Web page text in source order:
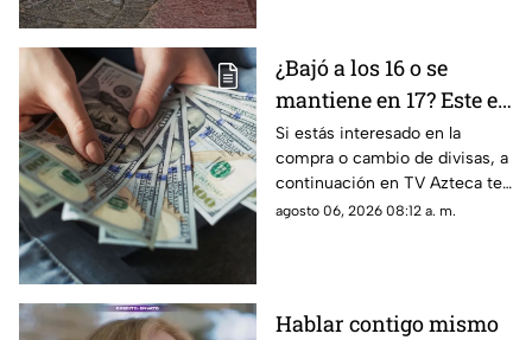
¿Bajó a los 16 o se
mantiene en 17? Este es
el precio del dólar en
Aguascalientes hoy 6
de agosto de 2026
Si estás interesado en la
compra o cambio de divisas, a
continuación en TV Azteca te
informamos cuál es el precio
agosto 06, 2026 08:12 a. m.
Hablar contigo mismo